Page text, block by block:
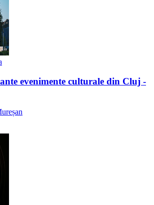
evenimente culturale din Cluj -